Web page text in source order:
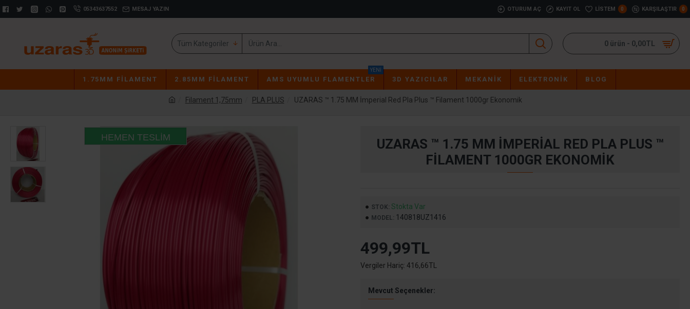
05343637552 MESAJ YAZIN OTURUM AÇ KAYIT OL LISTEM 0 KARŞILAŞTIR 0
Tüm Kategoriler 0 ürün - 0,00TL
1.75MM FILAMENT 2.85MM FILAMENT AMS UYUMLU FLAMENTLER
YENI
3D YAZICILAR MEKANIK ELEKTRONIK BLOG
Filament 1,75mm PLA PLUS UZARAS ™ 1.75 MM İmperial Red Pla Plus ™ Filament 1000gr Ekonomik
HEMEN TESLIM
UZARAS ™ 1.75 MM İMPERIAL RED PLA PLUS ™
FILAMENT 1000GR EKONOMIK
STOK: Stokta Var
MODEL: 140818UZ1416
499,99TL
Vergiler Hariç: 416,66TL
Mevcut Seçenekler: